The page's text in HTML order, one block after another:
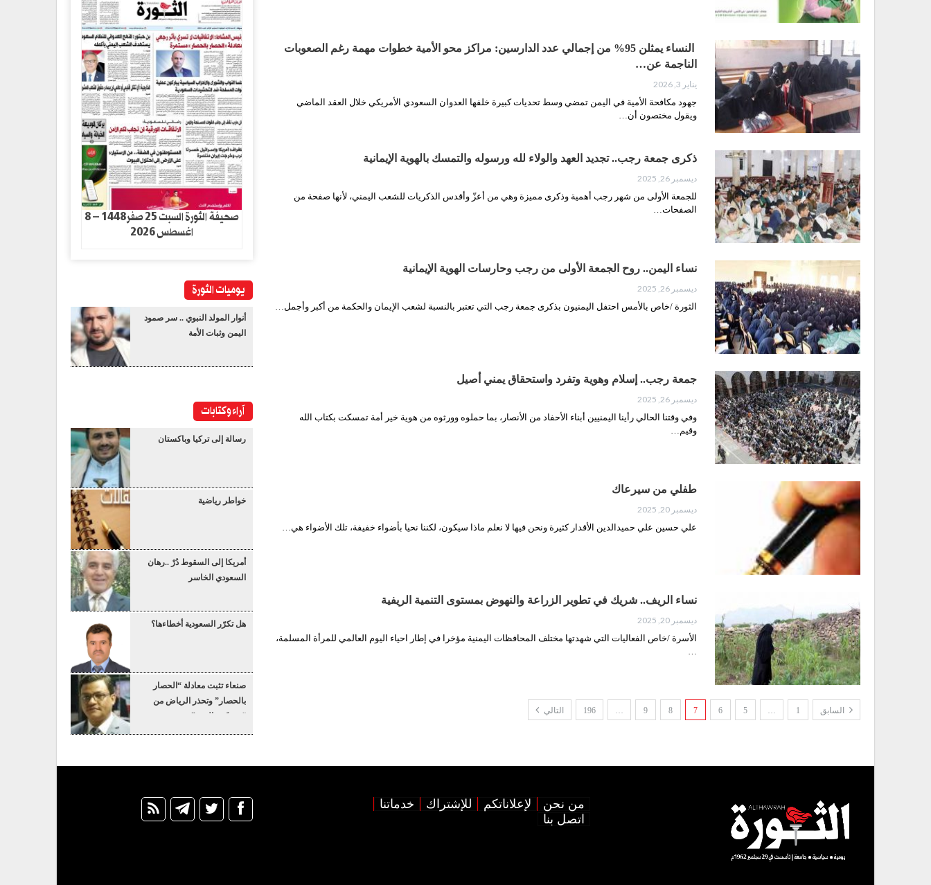
النساء يمثلن 95% من إجمالي عدد الدارسين: مراكز محو الأمية خطوات مهمة رغم الصعوبات
الناجمة عن…
يناير 3, 2026
جهود مكافحة الأمية في اليمن تمضي وسط تحديات كبيرة خلفها العدوان السعودي الأمريكي خلال العقد الماضي
ويقول مختصون أن…
ذكرى جمعة رجب.. تجديد العهد والولاء لله ورسوله والتمسك بالهوية الإيمانية
ديسمبر 26, 2025
للجمعة الأولى من شهر رجب أهمية وذكرى مميزة وهي من أعزّ وأقدس الذكريات للشعب اليمني، لأنها صفحة من
الصفحات…
نساء اليمن.. روح الجمعة الأولى من رجب وحارسات الهوية الإيمانية
ديسمبر 26, 2025
الثورة /خاص بالأمس احتفل اليمنيون بذكرى جمعة رجب التي تعتبر بالنسبة لشعب الإيمان والحكمة من أكبر وأجمل…
جمعة رجب.. إسلام وهوية وتفرد واستحقاق يمني أصيل
ديسمبر 26, 2025
وفي وقتنا الحالي رأينا اليمنيين أبناء الأحفاد من الأنصار، بما حملوه وورثوه من هوية خير أمة تمسكت بكتاب الله
وقيم…
طفلي من سيرعاك
ديسمبر 20, 2025
علي حسين علي حميدالدين الأقدار كثيرة ونحن فيها لا نعلم ماذا سيكون، لكننا نحيا بأضواء خفيفة، تلك الأضواء هي…
نساء الريف.. شريك في تطوير الزراعة والنهوض بمستوى التنمية الريفية
ديسمبر 20, 2025
الأسرة /خاص الفعاليات التي شهدتها مختلف المحافظات اليمنية مؤخرا في إطار احياء اليوم العالمي للمرأة المسلمة،
السابق 1
…
5
6
7
8
9
…
196 التالي
صحيفة الثورة السبت 25 صفر1448 – 8
اغسطس 2026
يوميات الثورة
أنوار المولد النبوي .. سر صمود
اليمن وثبات الأمة
آراء وكتابات
رسالة إلى تركيا وباكستان
خواطر رياضية
أمريكا إلى السقوط دُرْ ..رهان
السعودي الخاسر
هل تكرّر السعودية أخطاءها؟
صنعاء تثبت معادلة “الحصار
بالحصار” وتحذر الرياض من
“عسكرة البحر”
من نحن لإعلاناتكم للإشتراك
خدماتنا
اتصل بنا